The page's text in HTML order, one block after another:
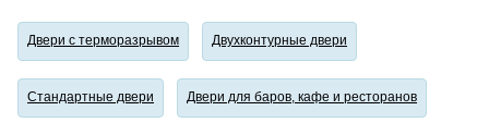
Двери с терморазрывом Двухконтурные двери
Стандартные двери Двери для баров, кафе и ресторанов